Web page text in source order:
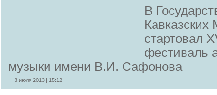
В
стартовал
фестиваль
музыки имени В.И. Сафонова
8 июля 2013 | 15:12